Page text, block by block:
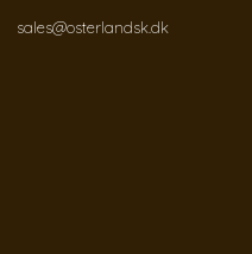
sales@osterlandsk.dk